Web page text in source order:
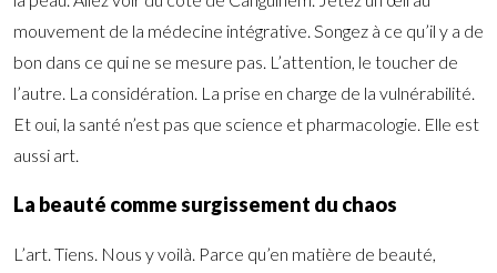
mouvement de la médecine intégrative. Songez à ce qu’il y a de
bon dans ce qui ne se mesure pas. L’attention, le toucher de
l’autre. La considération. La prise en charge de la vulnérabilité.
Et oui, la santé n’est pas que science et pharmacologie. Elle est
aussi art.
La beauté comme surgissement du chaos
L’art. Tiens. Nous y voilà. Parce qu’en matière de beauté,